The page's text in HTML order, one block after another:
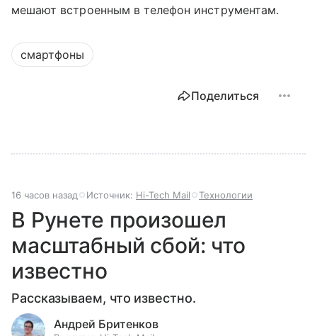
мешают встроенным в телефон инструментам.
смартфоны
Поделиться
16 часов назад Источник: Hi-Tech Mail Технологии
В Рунете произошел
масштабный сбой: что
известно
Рассказываем, что известно.
Андрей Бритенков